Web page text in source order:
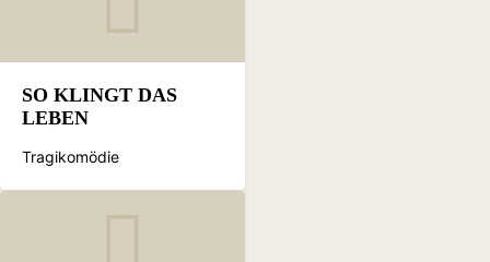
SO KLINGT DAS
LEBEN
Tragikomödie